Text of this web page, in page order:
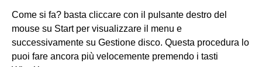
Come si fa? basta cliccare con il pulsante destro del
mouse su Start per visualizzare il menu e
successivamente su Gestione disco. Questa procedura lo
puoi fare ancora più velocemente premendo i tasti